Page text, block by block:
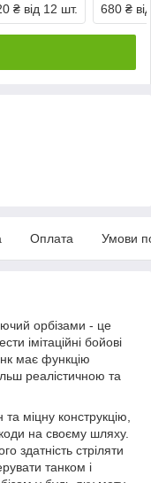
₴ від 12 шт. 680 ₴
Оплата Умови
орбізами - це
імітаційні бойові
має функцію
реалістичною та
міцну конструкцію,
на своєму шляху.
здатність стріляти
танком і